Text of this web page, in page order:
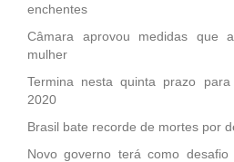
enchentes
Câmara aprovou medidas que
mulher
Termina nesta quinta prazo
2020
Brasil bate recorde de mortes por
Novo governo terá como